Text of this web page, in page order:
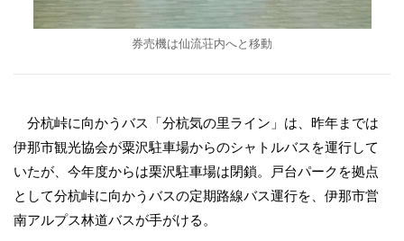
券売機は仙流荘内へと移動
分杭峠に向かうバス「分杭気の里ライン」は、昨年までは
伊那市観光協会が粟沢駐車場からのシャトルバスを運行して
いたが、今年度からは栗沢駐車場は閉鎖。戸台パークを拠点
として分杭峠に向かうバスの定期路線バス運行を、伊那市営
南アルプス林道バスが手がける。